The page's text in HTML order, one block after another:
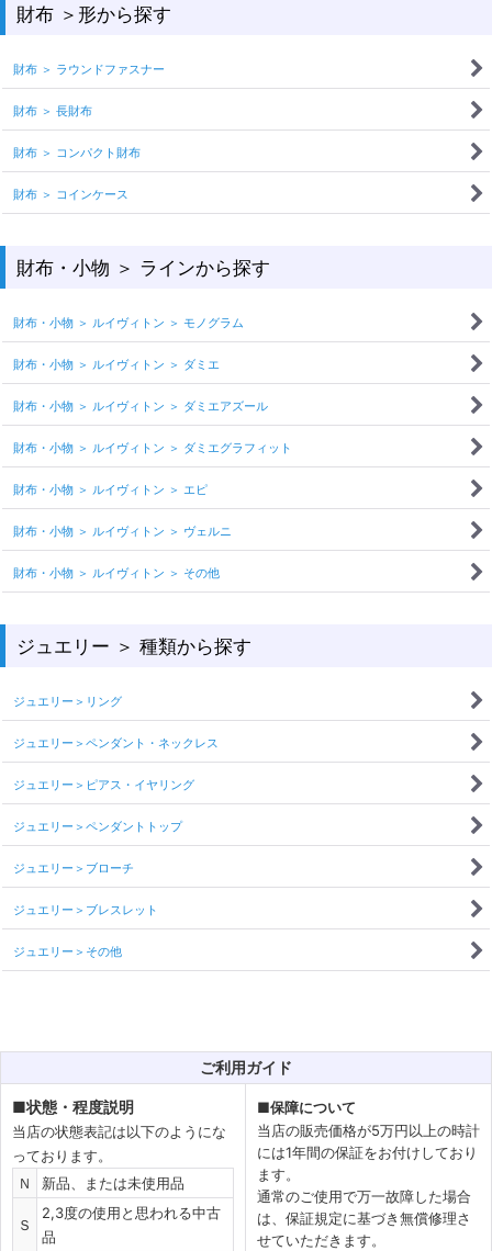
財布 ＞形から探す
財布 ＞ ラウンドファスナー
財布 ＞ 長財布
財布 ＞ コンパクト財布
財布 ＞ コインケース
財布・小物 ＞ ラインから探す
財布・小物 ＞ ルイヴィトン ＞ モノグラム
財布・小物 ＞ ルイヴィトン ＞ ダミエ
財布・小物 ＞ ルイヴィトン ＞ ダミエアズール
財布・小物 ＞ ルイヴィトン ＞ ダミエグラフィット
財布・小物 ＞ ルイヴィトン ＞ エピ
財布・小物 ＞ ルイヴィトン ＞ ヴェルニ
財布・小物 ＞ ルイヴィトン ＞ その他
ジュエリー ＞ 種類から探す
ジュエリー＞リング
ジュエリー＞ペンダント・ネックレス
ジュエリー＞ピアス・イヤリング
ジュエリー＞ペンダントトップ
ジュエリー＞ブローチ
ジュエリー＞ブレスレット
ジュエリー＞その他
ご利用ガイド
■状態・程度説明
当店の状態表記は以下のようにな
っております。
Ｎ
新品、または未使用品
Ｓ
2,3度の使用と思われる中古
品
■保障について
当店の販売価格が5万円以上の時計
には1年間の保証をお付けしており
ます。
通常のご使用で万一故障した場合
は、保証規定に基づき無償修理さ
せていただきます。